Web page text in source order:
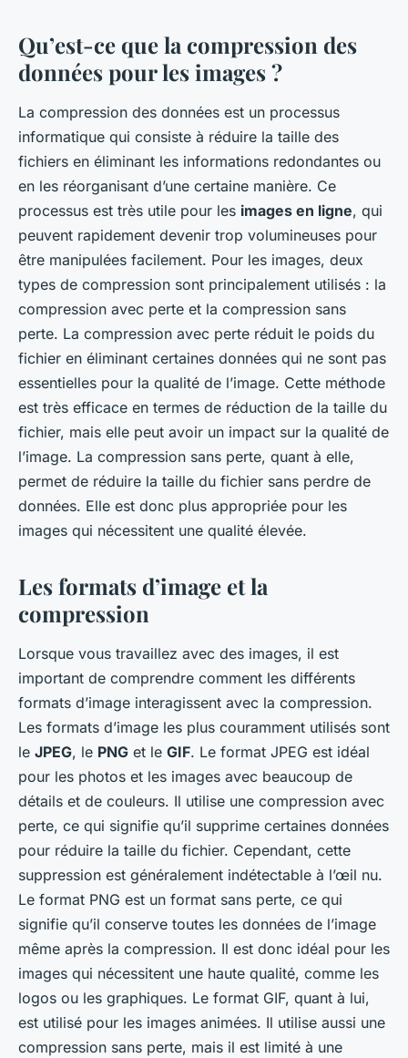
Qu’est-ce que la compression des
données pour les images ?
La compression des données est un processus
informatique qui consiste à réduire la taille des
fichiers en éliminant les informations redondantes ou
en les réorganisant d’une certaine manière. Ce
processus est très utile pour les images en ligne, qui
peuvent rapidement devenir trop volumineuses pour
être manipulées facilement. Pour les images, deux
types de compression sont principalement utilisés : la
compression avec perte et la compression sans
perte. La compression avec perte réduit le poids du
fichier en éliminant certaines données qui ne sont pas
essentielles pour la qualité de l’image. Cette méthode
est très efficace en termes de réduction de la taille du
fichier, mais elle peut avoir un impact sur la qualité de
l’image. La compression sans perte, quant à elle,
permet de réduire la taille du fichier sans perdre de
données. Elle est donc plus appropriée pour les
images qui nécessitent une qualité élevée.
Les formats d’image et la
compression
Lorsque vous travaillez avec des images, il est
important de comprendre comment les différents
formats d’image interagissent avec la compression.
Les formats d’image les plus couramment utilisés sont
le JPEG, le PNG et le GIF. Le format JPEG est idéal
pour les photos et les images avec beaucoup de
détails et de couleurs. Il utilise une compression avec
perte, ce qui signifie qu’il supprime certaines données
pour réduire la taille du fichier. Cependant, cette
suppression est généralement indétectable à l’œil nu.
Le format PNG est un format sans perte, ce qui
signifie qu’il conserve toutes les données de l’image
même après la compression. Il est donc idéal pour les
images qui nécessitent une haute qualité, comme les
logos ou les graphiques. Le format GIF, quant à lui,
est utilisé pour les images animées. Il utilise aussi une
compression sans perte, mais il est limité à une